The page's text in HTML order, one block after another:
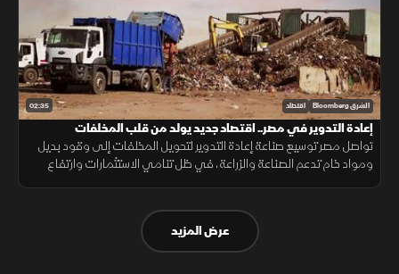
02:35 الشرق Bloomberg اقتصاد
إعادة التدوير في مصر.. اقتصاد جديد يولد من قلب المخلفات
تواصل مصر توسيع صناعة إعادة التدوير لتحويل المخلفات إلى وقود بديل
ومواد خام تدعم الصناعة والزراعة، في ظل تنامي الاستثمارات وارتفاع
عرض المزيد